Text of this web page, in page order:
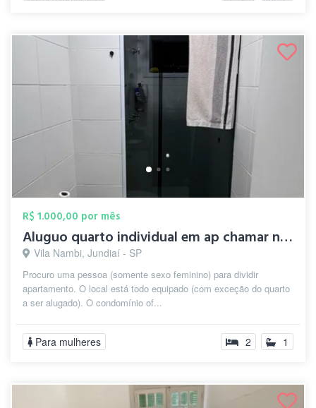
R$ 1.000,00 por mês
Aluguo quarto individual em ap chamar no...
Vila Nambi, Jundiaí - SP
Procuro uma pessoa (somente sexo feminino) para dividir
apartamento. O local está todo equipado (com exceção do quarto
a ser alugado). O condomínio of...
Para mulheres 2 1